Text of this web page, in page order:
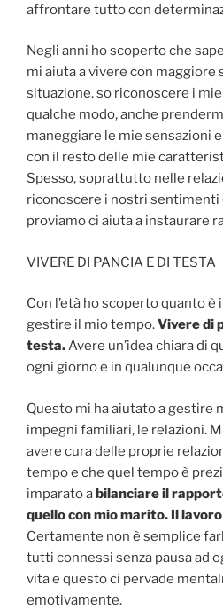
affrontare tutto con
Negli anni ho scoperto che
mi aiuta a vivere con maggiore
situazione. so riconoscere i
qualche modo, anche
maneggiare le mie sensazioni
con il resto delle mie
Spesso, soprattutto nelle
riconoscere i nostri sentimenti
proviamo ci aiuta a instaurare
VIVERE DI PANCIA E DI TESTA
Con l’età ho scoperto quanto
gestire il mio tempo.Vivere di
testa.Avere un’idea chiara di
ogni giorno e in qualunque
Questo mi ha aiutato a gestire
impegni familiari, le relazioni.
avere cura delle proprie
tempo e che quel tempo è
imparato abilanciare il
quello con mio marito. Il
Certamente non è semplice
tutti connessi senza pausa ad
vita e questo ci pervade
emotivamente.